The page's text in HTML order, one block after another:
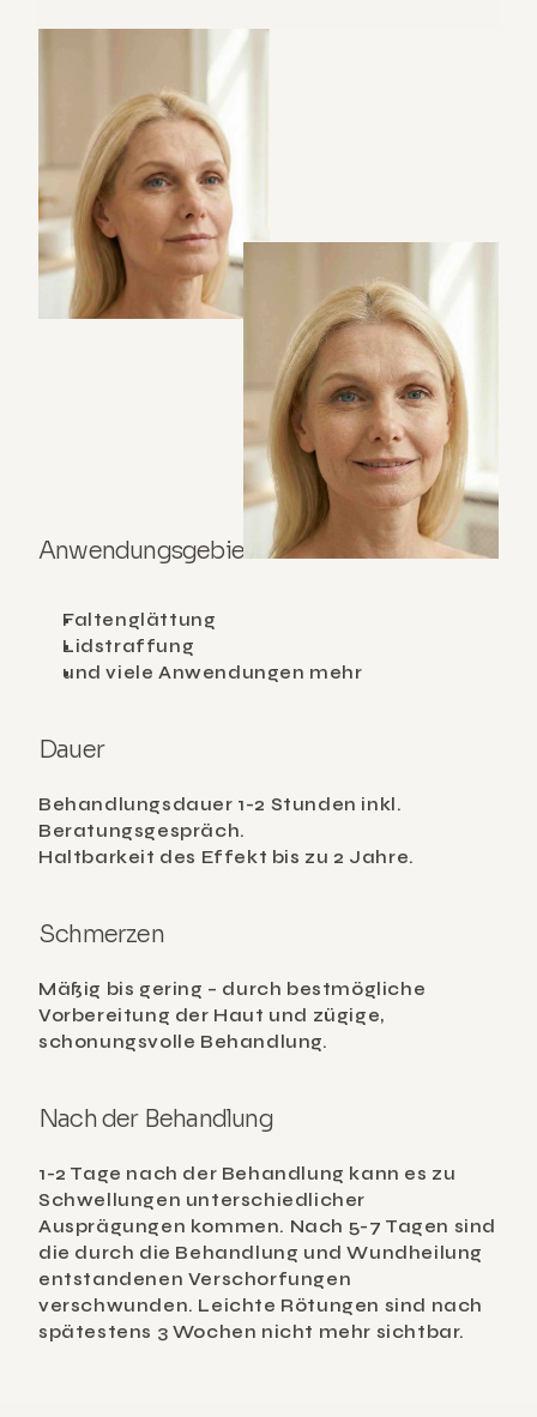
Anwendungsgebiete
Faltenglättung
Lidstraffung
und viele Anwendungen mehr
Dauer
Behandlungsdauer 1-2 Stunden inkl.
Beratungsgespräch.
Haltbarkeit des Effekt bis zu 2 Jahre.
Schmerzen
Mäßig bis gering – durch bestmögliche
Vorbereitung der Haut und zügige,
schonungsvolle Behandlung.
Nach der Behandlung
1-2 Tage nach der Behandlung kann es zu
Schwellungen unterschiedlicher
Ausprägungen kommen. Nach 5-7 Tagen sind
die durch die Behandlung und Wundheilung
entstandenen Verschorfungen
verschwunden. Leichte Rötungen sind nach
spätestens 3 Wochen nicht mehr sichtbar.